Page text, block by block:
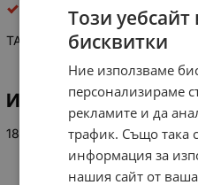
интегрални схеми
TA 8215 L
ИНФОРМАЦИЯ
18W BTL X 3CH AUDIO POWER
Този
бисквитки
Ние използваме
персонализираме
рекламите и да
трафик. Също така
информация за
нашия сайт от